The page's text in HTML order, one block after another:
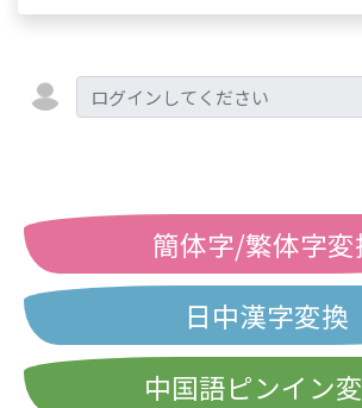
簡体字/繁体字変
日中漢字変換
中国語ピンイン